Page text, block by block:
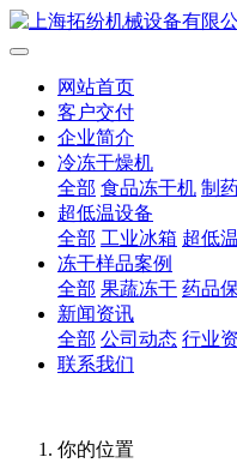
网站首页
客户交付
企业简介
冷冻干燥机
全部 食品冻干机 制
超低温设备
全部 工业冰箱 超低
冻干样品案例
全部 果蔬冻干 药品
新闻资讯
全部 公司动态 行业
联系我们
你的位置